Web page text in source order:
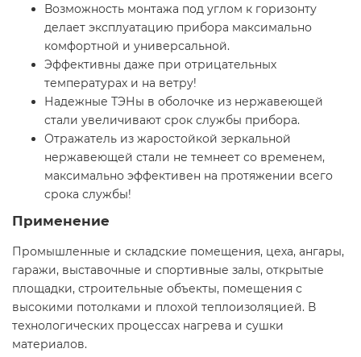
Возможность монтажа под углом к горизонту
делает эксплуатацию прибора максимально
комфортной и универсальной.
Эффективны даже при отрицательных
температурах и на ветру!
Надежные ТЭНы в оболочке из нержавеющей
стали увеличивают срок службы прибора.
Отражатель из жаростойкой зеркальной
нержавеющей стали не темнеет со временем,
максимально эффективен на протяжении всего
срока службы!
Применение
Промышленные и складские помещения, цеха, ангары,
гаражи, выставочные и спортивные залы, открытые
площадки, строительные объекты, помещения с
высокими потолками и плохой теплоизоляцией. В
технологических процессах нагрева и сушки
материалов.